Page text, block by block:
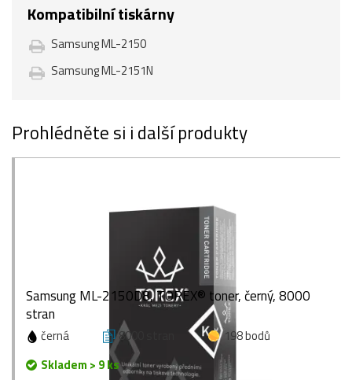
Kompatibilní tiskárny
Samsung ML-2150
Samsung ML-2151N
Prohlédněte si i další produkty
Samsung ML-2150D8, TOREX® toner, černý, 8000
stran
černá 8000 stran
198 bodů
Skladem > 9 ks